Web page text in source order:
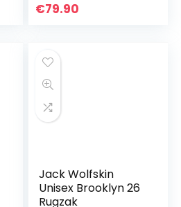
€79.90
Jack Wolfskin
Unisex Brooklyn 26
Rugzak